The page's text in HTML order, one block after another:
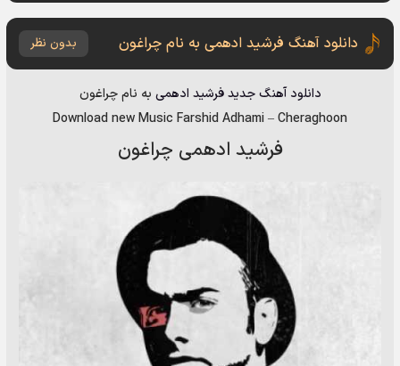
دانلود آهنگ فرشید ادهمی به نام چراغون بدون نظر
دانلود آهنگ جدید فرشید ادهمی به نامچراغون
Download new Music Farshid Adhami–Cheraghoon
فرشید ادهمی چراغون